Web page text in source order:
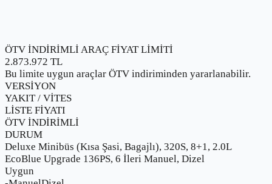
ÖTV İNDİRİMLİ ARAÇ FİYAT LİMİTİ
2.873.972 TL
Bu limite uygun araçlar ÖTV indiriminden yararlanabilir.
VERSİYON
YAKIT / VİTES
LİSTE FİYATI
ÖTV İNDİRİMLİ
DURUM
Deluxe Minibüs (Kısa Şasi, Bagajlı), 320S, 8+1, 2.0L
EcoBlue Upgrade 136PS, 6 İleri Manuel, Dizel
Uygun